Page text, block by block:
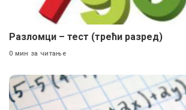
Разломци – тест (трећи разред)
0 мин за читање